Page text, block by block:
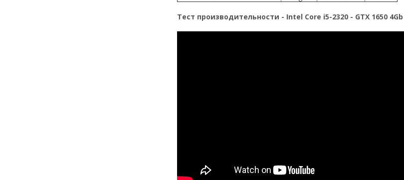
Тест производительности - Intel Core i5-2320 - GTX 1650 4Gb